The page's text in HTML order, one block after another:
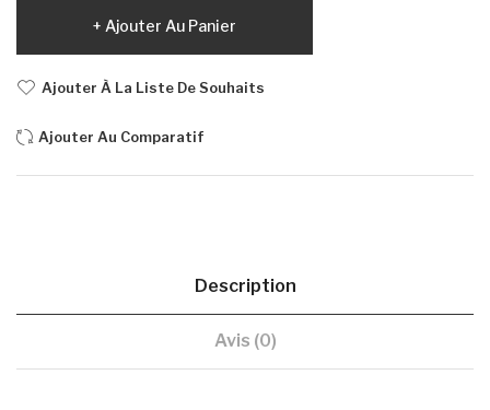
Ajouter Au Panier
Ajouter À La Liste De Souhaits
Ajouter Au Comparatif
Description
Avis (0)